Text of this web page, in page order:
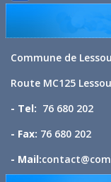
Commune de
Route MC125
- Tel: 76 680 202
- Fax: 76 680 202
- Mail: